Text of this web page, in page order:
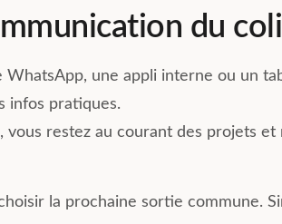
du
une appli interne ou un
infos pratiques.
vous restez au courant des projets et
la prochaine sortie commune.